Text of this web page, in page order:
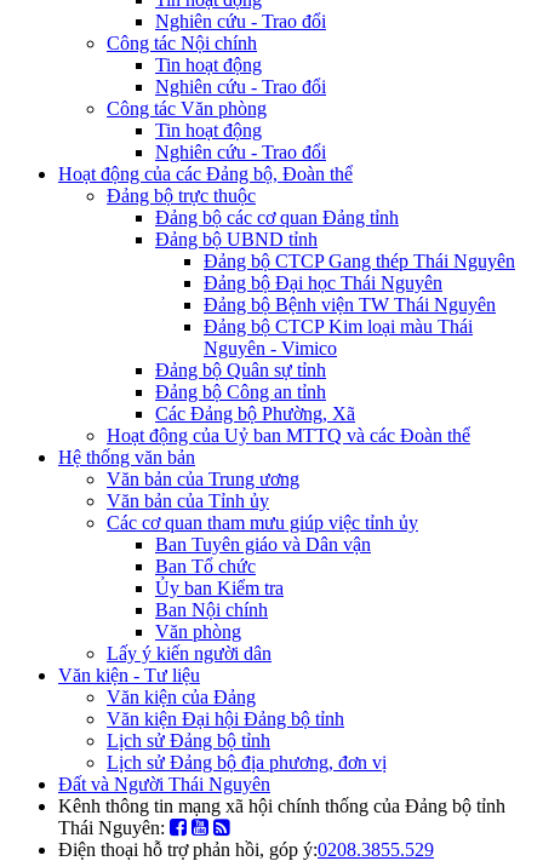
Nghiên cứu - Trao đổi
Công tác Nội chính
Tin hoạt động
Nghiên cứu - Trao đổi
Công tác Văn phòng
Tin hoạt động
Nghiên cứu - Trao đổi
Hoạt động của các Đảng bộ, Đoàn thể
Đảng bộ trực thuộc
Đảng bộ các cơ quan Đảng tỉnh
Đảng bộ UBND tỉnh
Đảng bộ CTCP Gang thép Thái Nguyên
Đảng bộ Đại học Thái Nguyên
Đảng bộ Bệnh viện TW Thái Nguyên
Đảng bộ CTCP Kim loại màu Thái
Nguyên - Vimico
Đảng bộ Quân sự tỉnh
Đảng bộ Công an tỉnh
Các Đảng bộ Phường, Xã
Hoạt động của Uỷ ban MTTQ và các Đoàn thể
Hệ thống văn bản
Văn bản của Trung ương
Văn bản của Tỉnh ủy
Các cơ quan tham mưu giúp việc tỉnh ủy
Ban Tuyên giáo và Dân vận
Ban Tổ chức
Ủy ban Kiểm tra
Ban Nội chính
Văn phòng
Lấy ý kiến người dân
Văn kiện - Tư liệu
Văn kiện của Đảng
Văn kiện Đại hội Đảng bộ tỉnh
Lịch sử Đảng bộ tỉnh
Lịch sử Đảng bộ địa phương, đơn vị
Đất và Người Thái Nguyên
Kênh thông tin mạng xã hội chính thống của Đảng bộ tỉnh
Thái Nguyên:
Điện thoại hỗ trợ phản hồi, góp ý:0208.3855.529